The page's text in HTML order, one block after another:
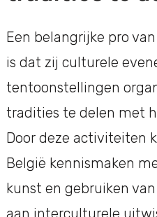
Een belangrijke pro
is dat zij culturele
tentoonstellingen
tradities te delen met
Door deze activiteiten
België kennismaken
kunst en gebruiken
aan interculturele